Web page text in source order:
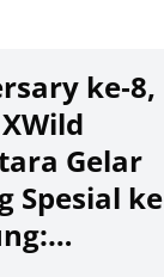
ke‑8,
Gelar
Spesial ke